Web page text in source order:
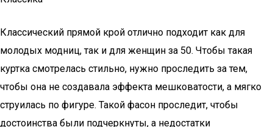
Классический прямой крой отлично подходит как для
молодых модниц, так и для женщин за 50. Чтобы такая
куртка смотрелась стильно, нужно проследить за тем,
чтобы она не создавала эффекта мешковатости, а мягко
струилась по фигуре. Такой фасон проследит, чтобы
достоинства были подчеркнуты, а недостатки